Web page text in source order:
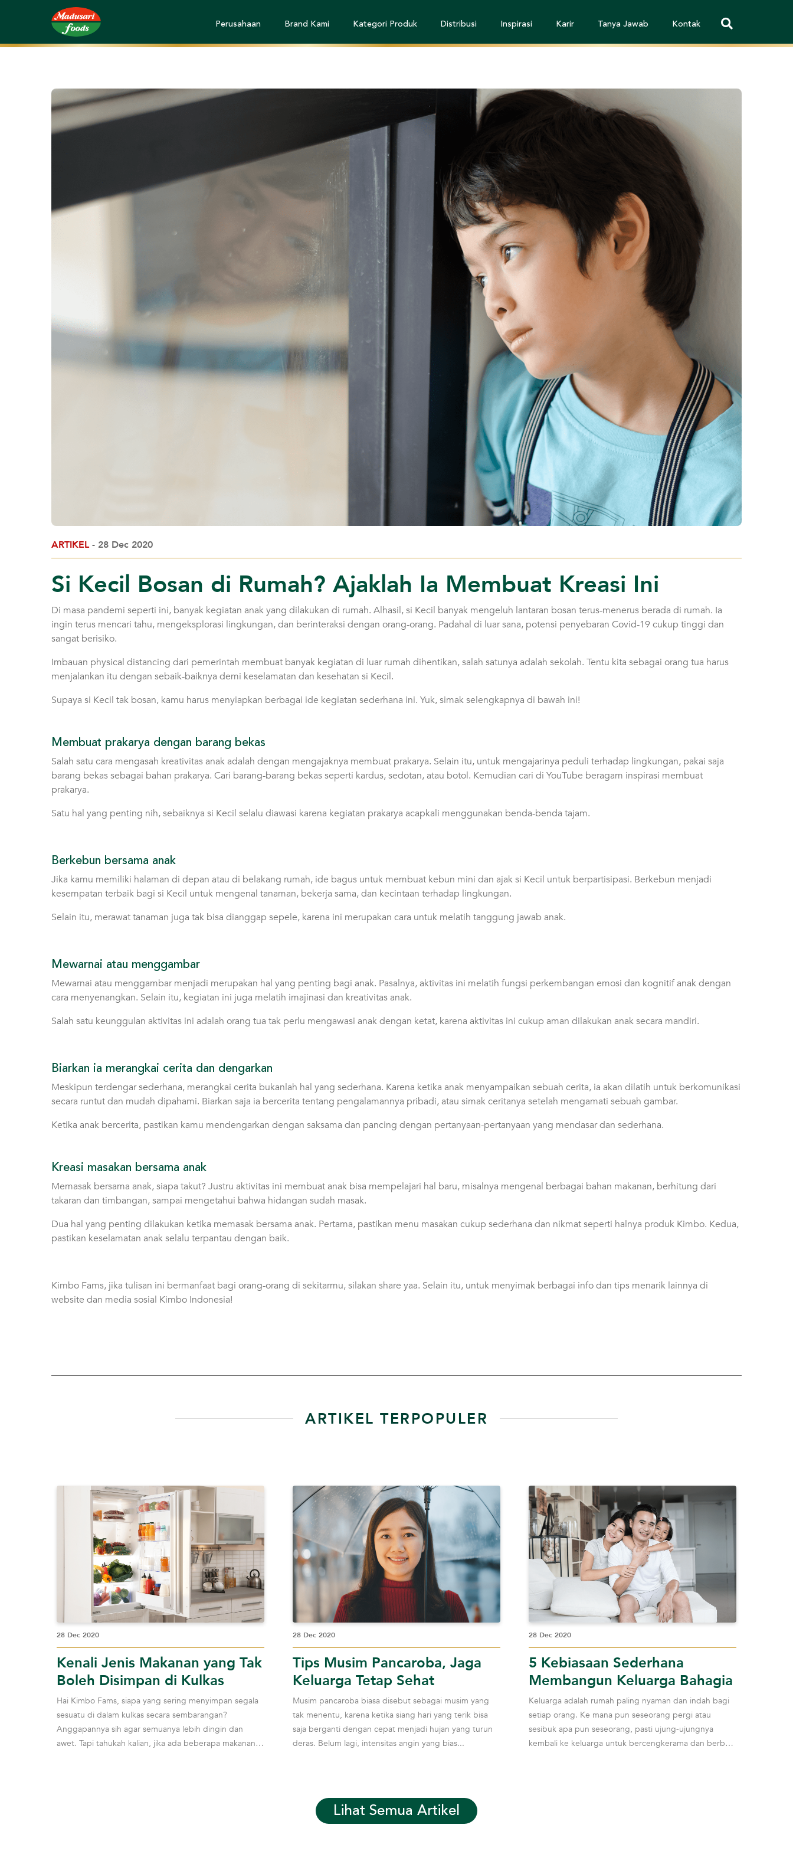
Perusahaan Brand Kami Kategori Produk Distribusi Inspirasi Karir Tanya Jawab Kontak
ARTIKEL- 28 Dec 2020
Si Kecil Bosan di Rumah? Ajaklah Ia Membuat Kreasi Ini
Di masa pandemi seperti ini, banyak kegiatan anak yang dilakukan di rumah. Alhasil, si Kecil banyak mengeluh lantaran bosan terus-menerus berada di rumah. Ia
ingin terus mencari tahu, mengeksplorasi lingkungan, dan berinteraksi dengan orang-orang. Padahal di luar sana, potensi penyebaran Covid-19 cukup tinggi dan
sangat berisiko.
Imbauan physical distancing dari pemerintah membuat banyak kegiatan di luar rumah dihentikan, salah satunya adalah sekolah. Tentu kita sebagai orang tua harus
menjalankan itu dengan sebaik-baiknya demi keselamatan dan kesehatan si Kecil.
Supaya si Kecil tak bosan, kamu harus menyiapkan berbagai ide kegiatan sederhana ini. Yuk, simak selengkapnya di bawah ini!
Membuat prakarya dengan barang bekas
Salah satu cara mengasah kreativitas anak adalah dengan mengajaknya membuat prakarya. Selain itu, untuk mengajarinya peduli terhadap lingkungan, pakai saja
barang bekas sebagai bahan prakarya. Cari barang-barang bekas seperti kardus, sedotan, atau botol. Kemudian cari di YouTube beragam inspirasi membuat
prakarya.
Satu hal yang penting nih, sebaiknya si Kecil selalu diawasi karena kegiatan prakarya acapkali menggunakan benda-benda tajam.
Berkebun bersama anak
Jika kamu memiliki halaman di depan atau di belakang rumah, ide bagus untuk membuat kebun mini dan ajak si Kecil untuk berpartisipasi. Berkebun menjadi
kesempatan terbaik bagi si Kecil untuk mengenal tanaman, bekerja sama, dan kecintaan terhadap lingkungan.
Selain itu, merawat tanaman juga tak bisa dianggap sepele, karena ini merupakan cara untuk melatih tanggung jawab anak.
Mewarnai atau menggambar
Mewarnai atau menggambar menjadi merupakan hal yang penting bagi anak. Pasalnya, aktivitas ini melatih fungsi perkembangan emosi dan kognitif anak dengan
cara menyenangkan. Selain itu, kegiatan ini juga melatih imajinasi dan kreativitas anak.
Salah satu keunggulan aktivitas ini adalah orang tua tak perlu mengawasi anak dengan ketat, karena aktivitas ini cukup aman dilakukan anak secara mandiri.
Biarkan ia merangkai cerita dan dengarkan
Meskipun terdengar sederhana, merangkai cerita bukanlah hal yang sederhana. Karena ketika anak menyampaikan sebuah cerita, ia akan dilatih untuk berkomunikasi
secara runtut dan mudah dipahami. Biarkan saja ia bercerita tentang pengalamannya pribadi, atau simak ceritanya setelah mengamati sebuah gambar.
Ketika anak bercerita, pastikan kamu mendengarkan dengan saksama dan pancing dengan pertanyaan-pertanyaan yang mendasar dan sederhana.
Kreasi masakan bersama anak
Memasak bersama anak, siapa takut? Justru aktivitas ini membuat anak bisa mempelajari hal baru, misalnya mengenal berbagai bahan makanan, berhitung dari
takaran dan timbangan, sampai mengetahui bahwa hidangan sudah masak.
Dua hal yang penting dilakukan ketika memasak bersama anak. Pertama, pastikan menu masakan cukup sederhana dan nikmat seperti halnya produk Kimbo. Kedua,
pastikan keselamatan anak selalu terpantau dengan baik.
Kimbo Fams, jika tulisan ini bermanfaat bagi orang-orang di sekitarmu, silakan share yaa. Selain itu, untuk menyimak berbagai info dan tips menarik lainnya di
website dan media sosial Kimbo Indonesia!
ARTIKEL TERPOPULER
28 Dec 2020
Kenali Jenis Makanan yang Tak
Boleh Disimpan di Kulkas
Hai Kimbo Fams, siapa yang sering menyimpan segala
sesuatu di dalam kulkas secara sembarangan?
Anggapannya sih agar semuanya lebih dingin dan
awet. Tapi tahukah kalian, jika ada beberapa makanan
28 Dec 2020
Tips Musim Pancaroba, Jaga
Keluarga Tetap Sehat
Musim pancaroba biasa disebut sebagai musim yang
tak menentu, karena ketika siang hari yang terik bisa
saja berganti dengan cepat menjadi hujan yang turun
deras. Belum lagi, intensitas angin yang bias...
28 Dec 2020
5 Kebiasaan Sederhana
Membangun Keluarga Bahagia
Keluarga adalah rumah paling nyaman dan indah bagi
setiap orang. Ke mana pun seseorang pergi atau
sesibuk apa pun seseorang, pasti ujung-ujungnya
kembali ke keluarga untuk bercengkerama dan berbagi
Lihat Semua Artikel